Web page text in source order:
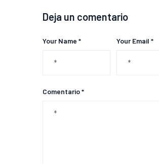
Deja un comentario
Your Name * Your Email *
Comentario *